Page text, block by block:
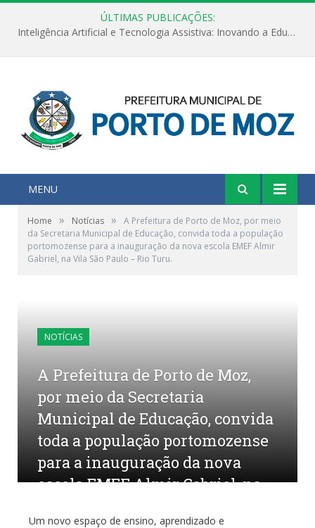
ÚLTIMAS PUBLICAÇÕES:
Inteligência Artificial e Tecnologia Assistiva: Inovando a Educação Especial e Inclusiva
MENU
Home » Notícias »
A Prefeitura de Porto de Moz, por meio
da Secretaria Municipal de Educação, convida toda a população
portomozense para a inauguração da nova escola EMEF Almir
Gabriel, na Vila São Paulo – Rio Turu.
NOTÍCIAS
A Prefeitura de Porto de Moz,
por meio da Secretaria
Municipal de Educação, convida
toda a população portomozense
para a inauguração da nova
escola EMEF Almir Gabriel, na
Um novo espaço de ensino, aprendizado e